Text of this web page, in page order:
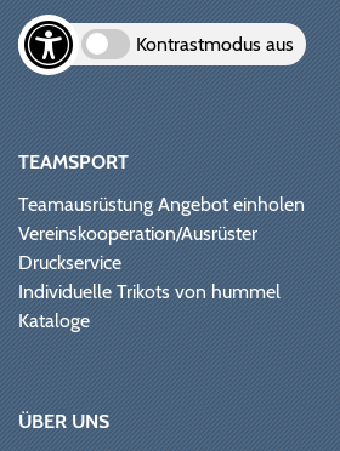
Kontrastmodus aus
TEAMSPORT
Teamausrüstung Angebot einholen
Vereinskooperation/Ausrüster
Druckservice
Individuelle Trikots von hummel
Kataloge
ÜBER UNS